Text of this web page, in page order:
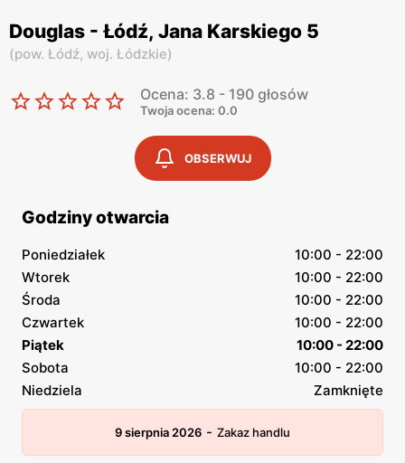
Douglas - Łódź, Jana Karskiego 5
(pow. Łódź, woj. Łódzkie)
Ocena: 3.8 - 190 głosów
Twoja ocena: 0.0
OBSERWUJ
Godziny otwarcia
Poniedziałek
10:00 - 22:00
Wtorek
10:00 - 22:00
Środa
10:00 - 22:00
Czwartek
10:00 - 22:00
Piątek
10:00 - 22:00
Sobota
10:00 - 22:00
Niedziela
Zamknięte
9 sierpnia 2026 - Zakaz handlu